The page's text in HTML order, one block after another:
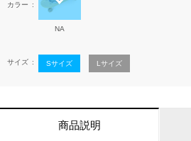
カラー
NA
サイズ Sサイズ Lサイズ
商品説明